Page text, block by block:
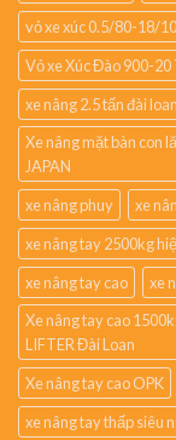
vỏ xe xúc 0.5/80-18/
Vỏ xe Xúc Đào 900-
xe nâng 2.5 tấn đài loan
Xe nâng mặt bàn con
JAPAN
xe nâng phuy
xe
xe nâng tay 2500kg
xe nâng tay cao
xe
Xe nâng tay cao
LIFTER Đài Loan
Xe nâng tay cao OPK
xe nâng tay thấp siêu